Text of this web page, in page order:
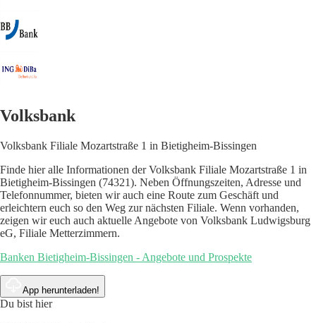
Volksbank
Volksbank Filiale Mozartstraße 1 in Bietigheim-Bissingen
Finde hier alle Informationen der Volksbank Filiale Mozartstraße 1 in
Bietigheim-Bissingen (74321). Neben Öffnungszeiten, Adresse und
Telefonnummer, bieten wir auch eine Route zum Geschäft und
erleichtern euch so den Weg zur nächsten Filiale. Wenn vorhanden,
zeigen wir euch auch aktuelle Angebote von Volksbank Ludwigsburg
eG, Filiale Metterzimmern.
Banken Bietigheim-Bissingen - Angebote und Prospekte
App herunterladen!
Du bist hier